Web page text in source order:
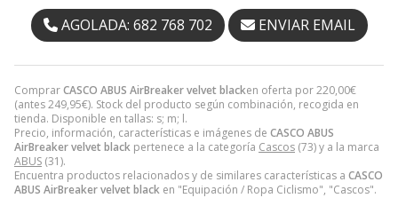
ComprarCASCO ABUS AirBreaker velvet blacken oferta por220,00€
(antes249,95€). Stock del producto según combinación, recogida en
tienda. Disponible en tallas: s; m; l.
Precio, información, características e imágenes de CASCO ABUS
AirBreaker velvet black pertenece a la categoría Cascos (73) y a la marca
ABUS (31).
Encuentra productos relacionados y de similares características a CASCO
ABUS AirBreaker velvet black en "Equipación / Ropa Ciclismo", "Cascos".
AGOLADA: 682 768 702 ENVIAR EMAIL